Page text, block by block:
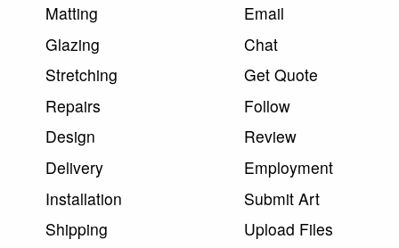
Matting
Glazing
Stretching
Repairs
Design
Delivery
Installation
Shipping
Email
Chat
Get Quote
Follow
Review
Employment
Submit Art
Upload Files